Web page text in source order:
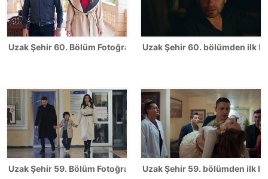
Uzak Şehir 60. Bölüm FotoğraflarıUzak Şehir 60. bölümden ilk
Uzak Şehir 59. Bölüm FotoğraflarıUzak Şehir 59. bölümden ilk